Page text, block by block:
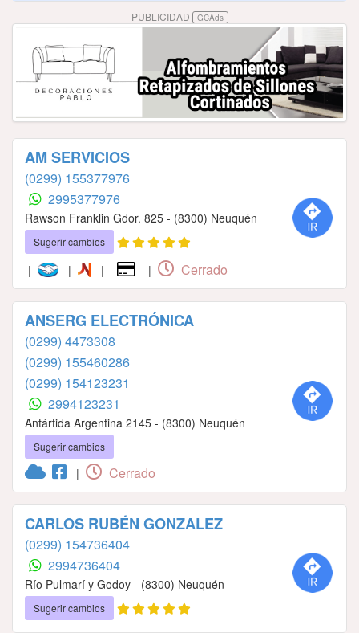
PUBLICIDAD GCAds
AM SERVICIOS
(0299) 155377976
2995377976
Rawson Franklin Gdor. 825 - (8300) Neuquén
Sugerir cambios
| | | | Cerrado
ANSERG ELECTRÓNICA
(0299) 4473308
(0299) 155460286
(0299) 154123231
2994123231
Antártida Argentina 2145 - (8300) Neuquén
Sugerir cambios
| Cerrado
CARLOS RUBÉN GONZALEZ
(0299) 154736404
2994736404
Río Pulmarí y Godoy - (8300) Neuquén
Sugerir cambios